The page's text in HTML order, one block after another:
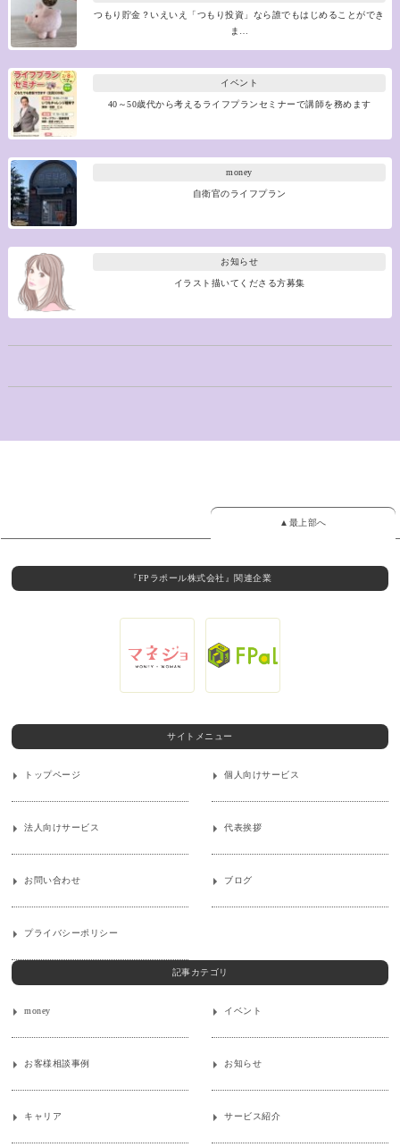
つもり貯金？いえいえ「つもり投資」なら誰でもはじめることができ
ま…
イベント
40～50歳代から考えるライフプランセミナーで講師を務めます
money
自衛官のライフプラン
お知らせ
イラスト描いてくださる方募集
▲最上部へ
『FPラポール株式会社』関連企業
サイトメニュー
トップページ 個人向けサービス
法人向けサービス 代表挨拶
お問い合わせ ブログ
プライバシーポリシー
記事カテゴリ
money イベント
お客様相談事例 お知らせ
キャリア サービス紹介